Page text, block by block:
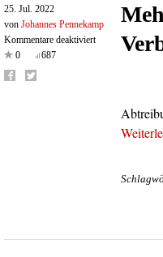
25. Jul. 2022
von Johannes Pennekamp
Kommentare deaktiviertfür
Verbrechen
0 687